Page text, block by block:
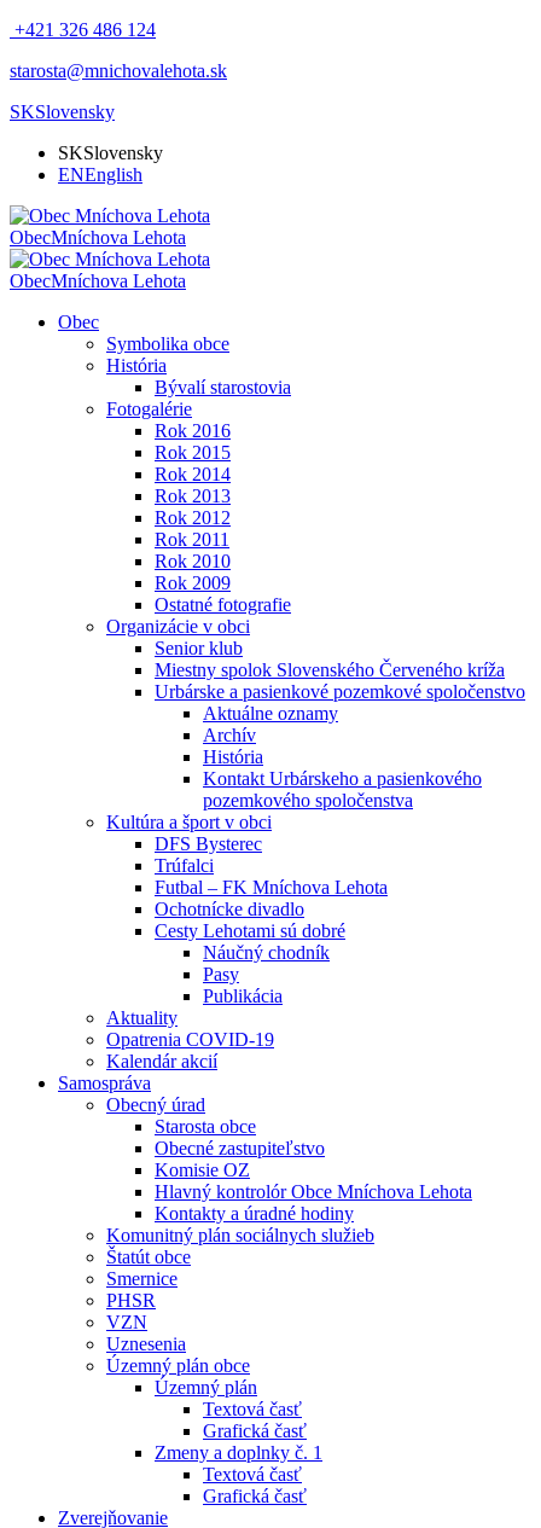
+421 326 486 124
starosta@mnichovalehota.sk
SKSlovensky
SKSlovensky
ENEnglish
ObecMníchova Lehota
ObecMníchova Lehota
Obec
Symbolika obce
História
Bývalí starostovia
Fotogalérie
Rok 2016
Rok 2015
Rok 2014
Rok 2013
Rok 2012
Rok 2011
Rok 2010
Rok 2009
Ostatné fotografie
Organizácie v obci
Senior klub
Miestny spolok Slovenského Červeného kríža
Urbárske a pasienkové pozemkové spoločenstvo
Aktuálne oznamy
Archív
História
Kontakt Urbárskeho a pasienkového
pozemkového spoločenstva
Kultúra a šport v obci
DFS Bysterec
Trúfalci
Futbal – FK Mníchova Lehota
Ochotnícke divadlo
Cesty Lehotami sú dobré
Náučný chodník
Pasy
Publikácia
Aktuality
Opatrenia COVID-19
Kalendár akcií
Samospráva
Obecný úrad
Starosta obce
Obecné zastupiteľstvo
Komisie OZ
Hlavný kontrolór Obce Mníchova Lehota
Kontakty a úradné hodiny
Komunitný plán sociálnych služieb
Štatút obce
Smernice
PHSR
VZN
Uznesenia
Územný plán obce
Územný plán
Textová časť
Grafická časť
Zmeny a doplnky č. 1
Textová časť
Grafická časť
Zverejňovanie